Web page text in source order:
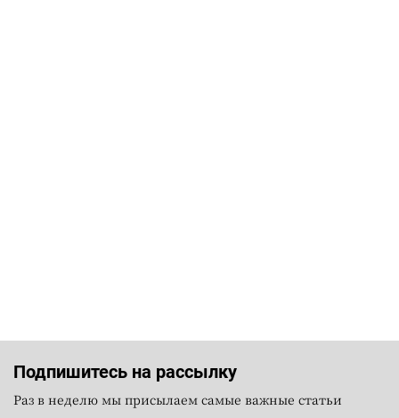
Подпишитесь на рассылку
Раз в неделю мы присылаем самые важные статьи